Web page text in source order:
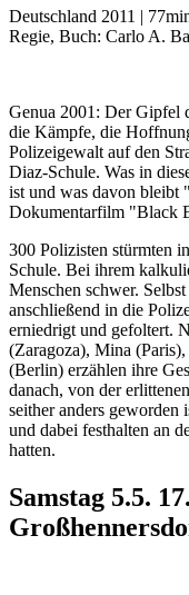
Deutschland 2011 |
Regie, Buch: Carlo A.
Genua 2001: Der Gipfel
die Kämpfe, die
Polizeigewalt auf den
Diaz-Schule. Was in
ist und was davon bleibt
Dokumentarfilm "Black
300 Polizisten stürmten
Schule. Bei ihrem
Menschen schwer.
anschließend in die
erniedrigt und gefoltert.
(Zaragoza), Mina
(Berlin) erzählen ihre
danach, von der
seither anders geworden
und dabei festhalten an
hatten.
Samstag 5.5.